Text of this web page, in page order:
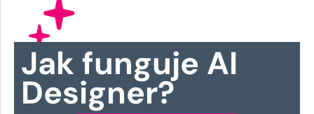
Jak funguje AI
Designer?